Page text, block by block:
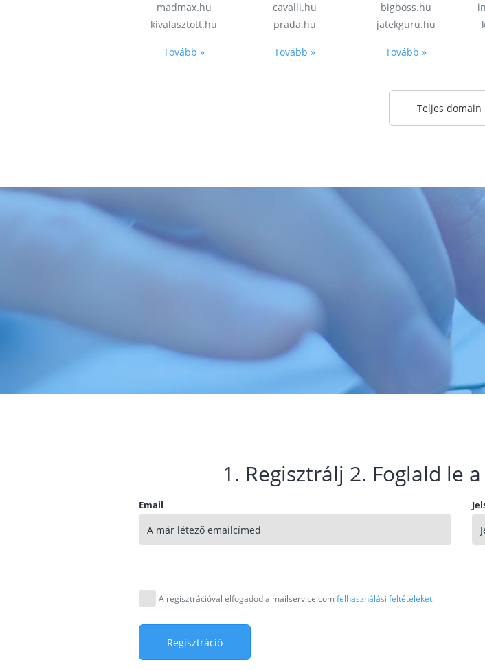
madmax.hu
kivalasztott.hu
Tovább »
cavalli.hu
prada.hu
Tovább »
bigboss.hu
jatekguru.hu
Tovább »
Teljes domain
1. Regisztrálj 2. Foglald le
Email
A regisztrációval elfogadod a mailservice.comfelhasználási feltételeket.
Regisztráció